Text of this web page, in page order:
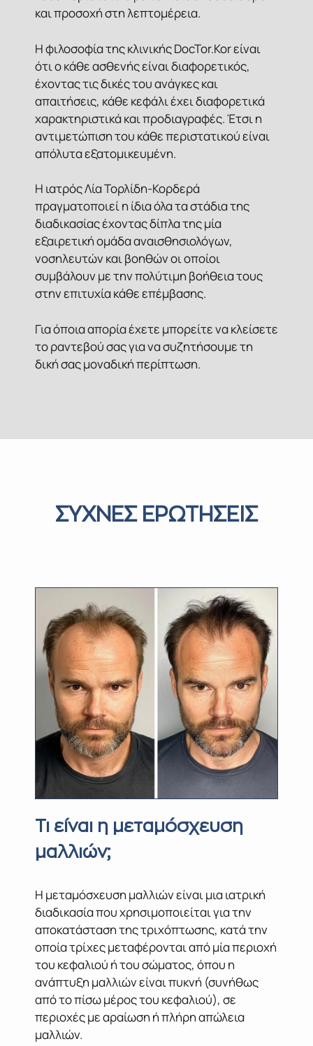
και προσοχή στη λεπτομέρεια.
Η φιλοσοφία της κλινικής DocTor.Kor είναι
ότι ο κάθε ασθενής είναι διαφορετικός,
έχοντας τις δικές του ανάγκες και
απαιτήσεις, κάθε κεφάλι έχει διαφορετικά
χαρακτηριστικά και προδιαγραφές. Έτσι η
αντιμετώπιση του κάθε περιστατικού είναι
απόλυτα εξατομικευμένη.
Η ιατρός Λία Τορλίδη-Κορδερά
πραγματοποιεί η ίδια όλα τα στάδια της
διαδικασίας έχοντας δίπλα της μία
εξαιρετική ομάδα αναισθησιολόγων,
νοσηλευτών και βοηθών οι οποίοι
συμβάλουν με την πολύτιμη βοήθεια τους
στην επιτυχία κάθε επέμβασης.
Για όποια απορία έχετε μπορείτε να κλείσετε
το ραντεβού σας για να συζητήσουμε τη
δική σας μοναδική περίπτωση.
ΣΥΧΝΕΣ ΕΡΩΤΗΣΕΙΣ
Τι είναι η μεταμόσχευση
μαλλιών;
Η μεταμόσχευση μαλλιών είναι μια ιατρική
διαδικασία που χρησιμοποιείται για την
αποκατάσταση της τριχόπτωσης, κατά την
οποία τρίχες μεταφέρονται από μία περιοχή
του κεφαλιού ή του σώματος, όπου η
ανάπτυξη μαλλιών είναι πυκνή (συνήθως
από το πίσω μέρος του κεφαλιού), σε
περιοχές με αραίωση ή πλήρη απώλεια
μαλλιών.